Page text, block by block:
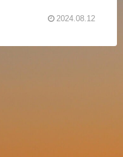
2024.08.12